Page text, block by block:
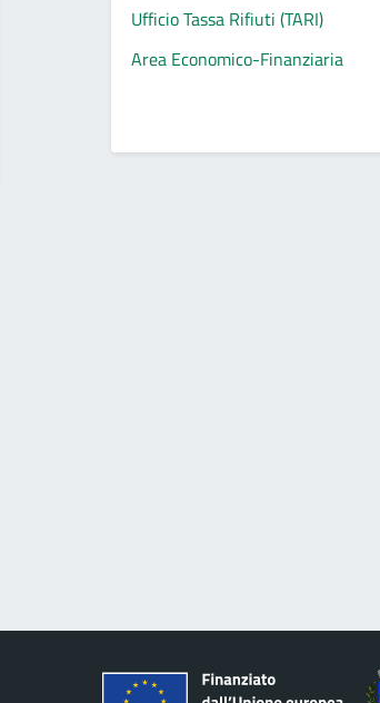
Ufficio Tassa Rifiuti (TARI)
Area Economico-Finanziaria